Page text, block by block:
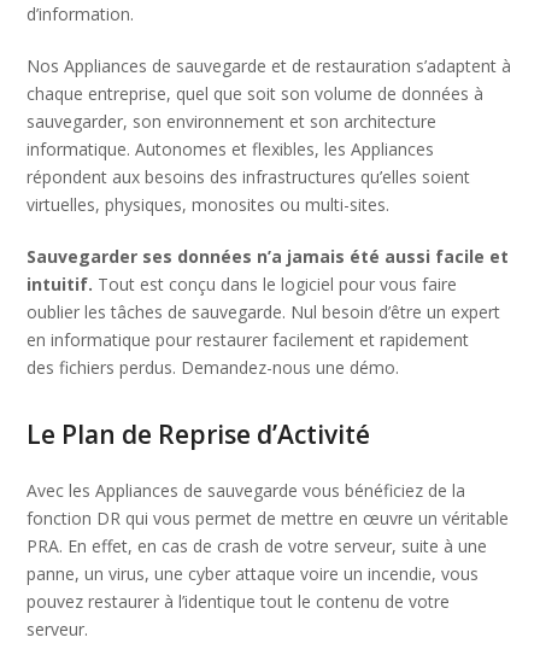
d’information.
Nos Appliances de sauvegarde et de restauration s’adaptent à
chaque entreprise, quel que soit son volume de données à
sauvegarder, son environnement et son architecture
informatique. Autonomes et flexibles, les Appliances
répondent aux besoins des infrastructures qu’elles soient
virtuelles, physiques, monosites ou multi-sites.
Sauvegarder ses données n’a jamais été aussi facile et
intuitif. Tout est conçu dans le logiciel pour vous faire
oublier les tâches de sauvegarde. Nul besoin d’être un expert
en informatique pour restaurer facilement et rapidement
des fichiers perdus. Demandez-nous une démo.
Le Plan de Reprise d’Activité
Avec les Appliances de sauvegarde vous bénéficiez de la
fonction DR qui vous permet de mettre en œuvre un véritable
PRA. En effet, en cas de crash de votre serveur, suite à une
panne, un virus, une cyber attaque voire un incendie, vous
pouvez restaurer à l’identique tout le contenu de votre
serveur.